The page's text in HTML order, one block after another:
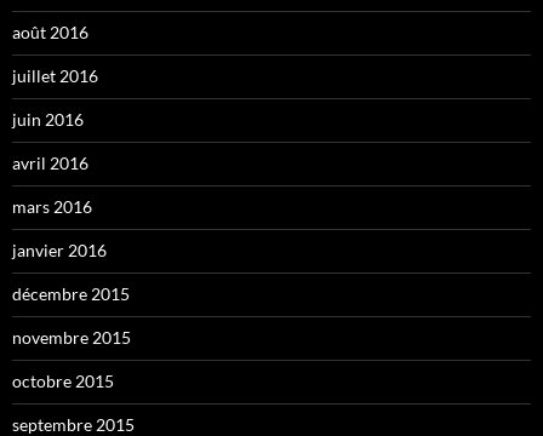
août 2016
juillet 2016
juin 2016
avril 2016
mars 2016
janvier 2016
décembre 2015
novembre 2015
octobre 2015
septembre 2015